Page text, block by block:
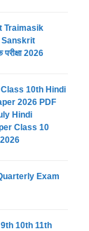
Traimasik
Sanskrit
2026
10th Hindi
2026 PDF
Hindi
Class 10
2026
Exam
10th 11th